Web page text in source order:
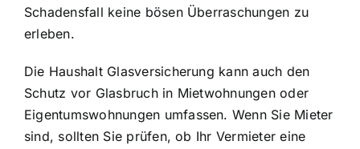
Schadensfall keine bösen Überraschungen zu
erleben.
Die Haushalt Glasversicherung kann auch den
Schutz vor Glasbruch in Mietwohnungen oder
Eigentumswohnungen umfassen. Wenn Sie Mieter
sind, sollten Sie prüfen, ob Ihr Vermieter eine